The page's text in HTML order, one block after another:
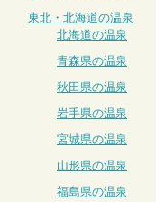
東北・北海道の温泉
北海道の温泉
青森県の温泉
秋田県の温泉
岩手県の温泉
宮城県の温泉
山形県の温泉
福島県の温泉